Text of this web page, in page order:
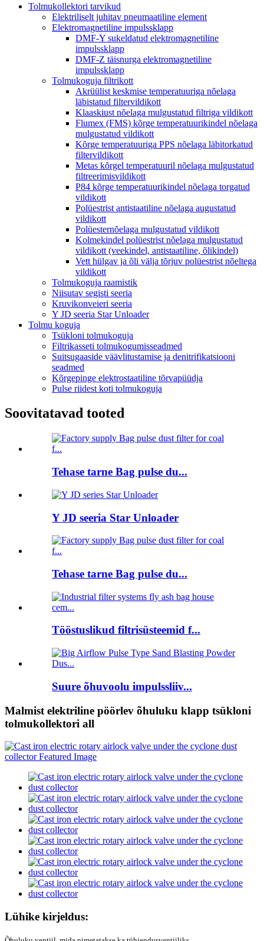
Tolmukollektori tarvikud
Elektriliselt juhitav pneumaatiline element
Elektromagnetiline impulssklapp
DMF-Y sukeldatud elektromagnetiline
impulssklapp
DMF-Z täisnurga elektromagnetiline
impulssklapp
Tolmukoguja filtrikott
Akrüülist keskmise temperatuuriga nõelaga
läbistatud filtervildikott
Klaaskiust nõelaga mulgustatud filtriga vildikott
Flumex (FMS) kõrge temperatuurikindel nõelaga
mulgustatud vildikott
Kõrge temperatuuriga PPS nõelaga läbitorkatud
filtervildikott
Metas kõrgel temperatuuril nõelaga mulgustatud
filtreerimisvildikott
P84 kõrge temperatuurikindel nõelaga torgatud
vildikott
Polüestrist antistaatiline nõelaga augustatud
vildikott
Polüesternõelaga mulgustatud vildikott
Kolmekindel polüestrist nõelaga mulgustatud
vildikott (veekindel, antistaatiline, õlikindel)
Vett hülgav ja õli välja tõrjuv polüestrist nõeltega
vildikott
Tolmukoguja raamistik
Niisutav segisti seeria
Kruvikonveieri seeria
Y JD seeria Star Unloader
Tolmu koguja
Tsükloni tolmukoguja
Filtrikasseti tolmukogumisseadmed
Suitsugaaside väävlitustamise ja denitrifikatsiooni
seadmed
Kõrgepinge elektrostaatiline tõrvapüüdja
Pulse riidest koti tolmukoguja
Soovitatavad tooted
Tehase tarne Bag pulse du...
Y JD seeria Star Unloader
Tehase tarne Bag pulse du...
Tööstuslikud filtrisüsteemid f...
Suure õhuvoolu impulssliiv...
Malmist elektriline pöörlev õhuluku klapp tsükloni
tolmukollektori all
Lühike kirjeldus: